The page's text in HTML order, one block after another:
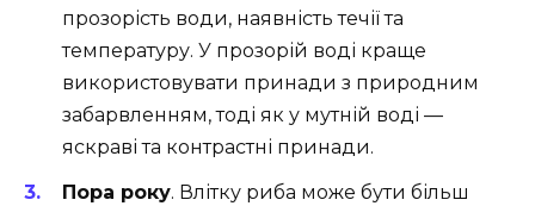
прозорість води, наявність течії та
температуру. У прозорій воді краще
використовувати принади з природним
забарвленням, тоді як у мутній воді —
яскраві та контрастні принади.
Пора року. Влітку риба може бути більш